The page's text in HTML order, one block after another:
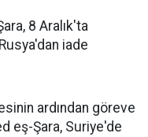
8 Aralık'ta
iade
ardından göreve
eş-Şara, Suriye'de